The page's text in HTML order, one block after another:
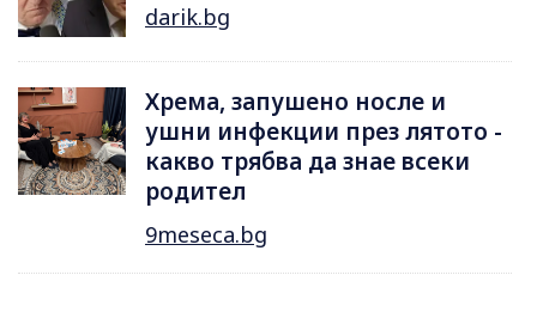
darik.bg
Хрема, запушено носле и
ушни инфекции през лятотo -
какво трябва да знае всеки
родител
9meseca.bg